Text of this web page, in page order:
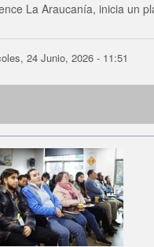
La Araucanía, inicia un
24 Junio, 2026 - 11:51